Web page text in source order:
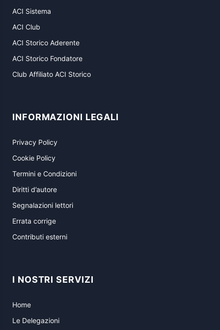
ACI Sistema
ACI Club
ACI Storico Aderente
ACI Storico Fondatore
Club Affiliato ACI Storico
INFORMAZIONI LEGALI
Privacy Policy
Cookie Policy
Termini e Condizioni
Diritti d’autore
Segnalazioni lettori
Errata corrige
Contributi esterni
I NOSTRI SERVIZI
Home
Le Delegazioni